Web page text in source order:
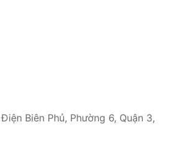
Điện Biên Phủ, Phường 6, Quận 3,